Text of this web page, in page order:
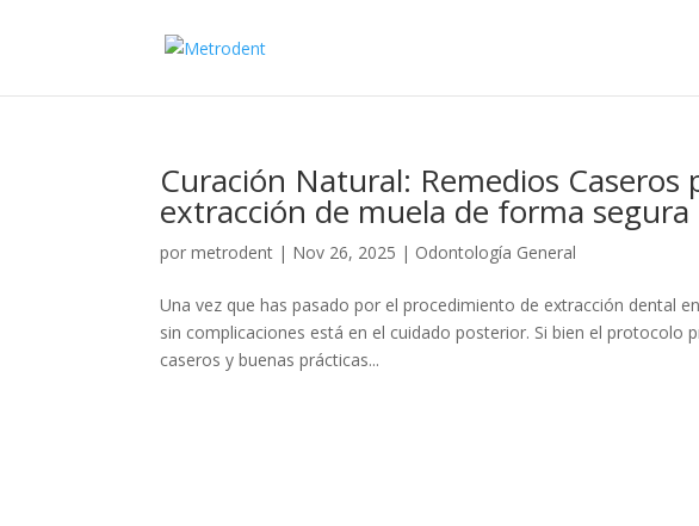
Curación Natural: Remedios Caseros
extracción de muela de forma segura
pormetrodent | Nov 26, 2025 | Odontología General
Una vez que has pasado por el procedimiento de extracción dental
sin complicaciones está en el cuidado posterior. Si bien el protocolo
caseros y buenas prácticas...